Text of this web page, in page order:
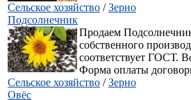
Сельское хозяйство /Зерно
Подсолнечник
Продаем
собственного
соответствует ГОСТ.
Форма оплаты
Сельское хозяйство /Зерно
Овёс